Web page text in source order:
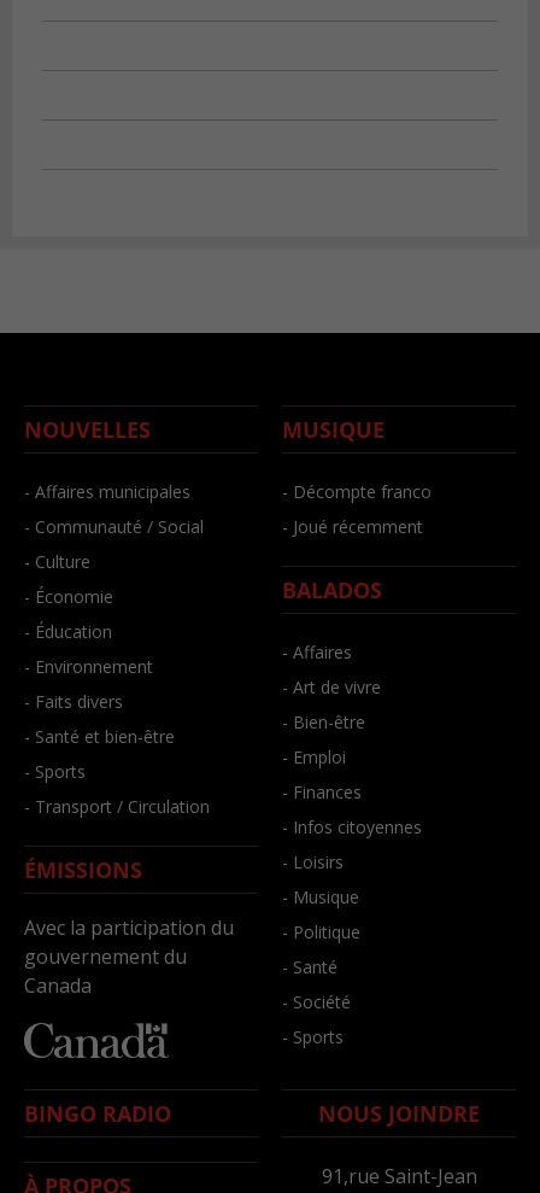
NOUVELLES
- Affaires municipales
- Communauté / Social
- Culture
- Économie
- Éducation
- Environnement
- Faits divers
- Santé et bien-être
- Sports
- Transport / Circulation
ÉMISSIONS
Avec la participation du
gouvernement du
Canada
MUSIQUE
- Décompte franco
- Joué récemment
BALADOS
- Affaires
- Art de vivre
- Bien-être
- Emploi
- Finances
- Infos citoyennes
- Loisirs
- Musique
- Politique
- Santé
- Société
- Sports
BINGO RADIO
À PROPOS
NOUS JOINDRE
91,rue Saint-Jean